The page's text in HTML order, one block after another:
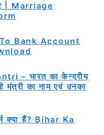
| Marriage
Bank Account
– भारत का केन्द्रीय
मंत्री का नाम एवं उनका
क्या हैं? Bihar Ka